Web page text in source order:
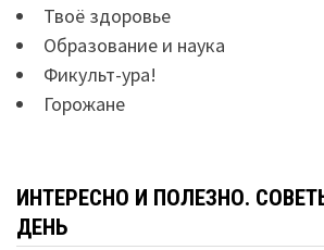
Твоё здоровье
Образование и наука
Фикульт-ура!
Горожане
ИНТЕРЕСНО И ПОЛЕЗНО.
ДЕНЬ